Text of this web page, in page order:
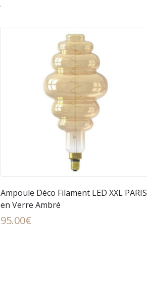
Ampoule Déco Filament LED XXL PARIS
en Verre Ambré
95.00€